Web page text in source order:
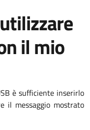
il mio
è sufficiente inserirlo
il messaggio mostrato